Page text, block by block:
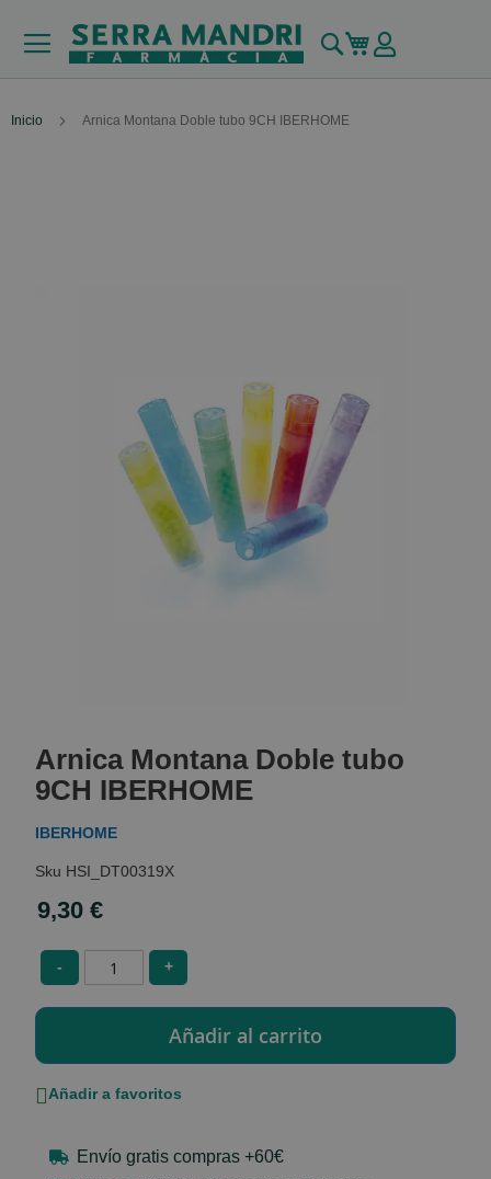
Buscar
Mi carrito
Inicio Arnica Montana Doble tubo 9CH IBERHOME
the
beginning
of
the
gallery
Arnica Montana Doble tubo
9CH IBERHOME
IBERHOME
HSI_DT00319X
9,30 €
- +
Añadir a favoritos
Envío gratis compras +60€